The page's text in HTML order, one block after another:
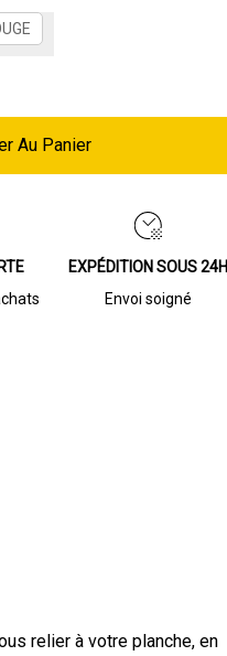
Au Panier
EXPÉDITION SOUS 24H
Envoi soigné
relier à votre planche, en